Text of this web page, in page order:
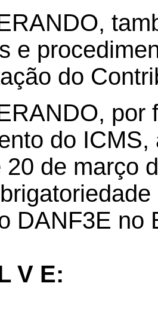
e
do
por
do
20 de março
DANF3E no
V E: